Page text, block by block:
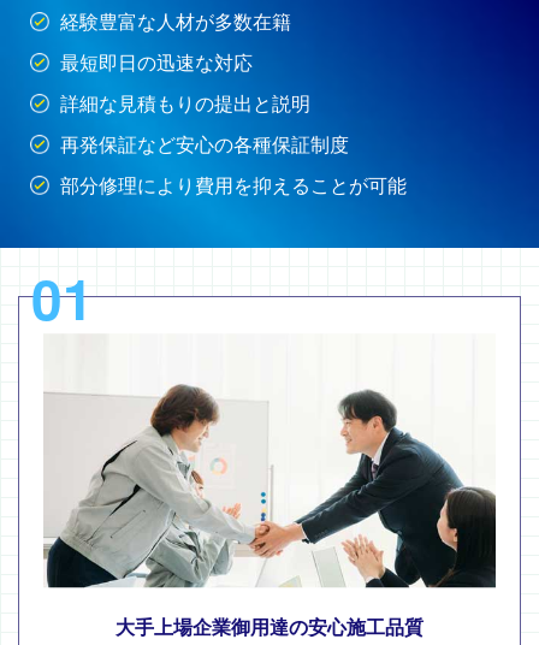
経験豊富な人材が多数在籍
最短即日の迅速な対応
詳細な見積もりの提出と説明
再発保証など安心の各種保証制度
部分修理により費用を抑えることが可能
01
大手上場企業御用達の安心施工品質